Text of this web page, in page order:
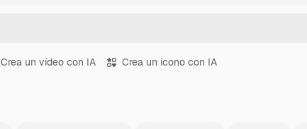
Crea un vídeo con IA Crea un icono con IA